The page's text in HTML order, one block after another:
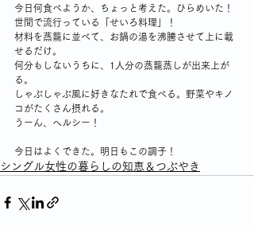
今日何食べようか、ちょっと考えた。ひらめいた！
世間で流行っている「せいろ料理」！
材料を蒸籠に並べて、お鍋の湯を沸騰させて上に載
せるだけ。
何分もしないうちに、1人分の蒸籠蒸しが出来上が
る。
しゃぶしゃぶ風に好きなたれで食べる。野菜やキノ
コがたくさん摂れる。
うーん、ヘルシー！
今日はよくできた。明日もこの調子！
シングル女性の暮らしの知恵＆つぶやき